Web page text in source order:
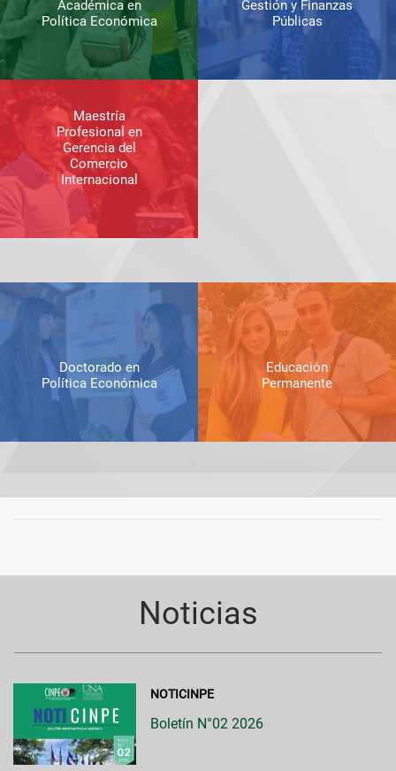
Académica en
Política Económica
Gestión y Finanzas
Públicas
Maestría
Profesional en
Gerencia del
Comercio
Internacional
Doctorado en
Política Económica
Educación
Permanente
Noticias
NOTICINPE
Boletín N°02 2026